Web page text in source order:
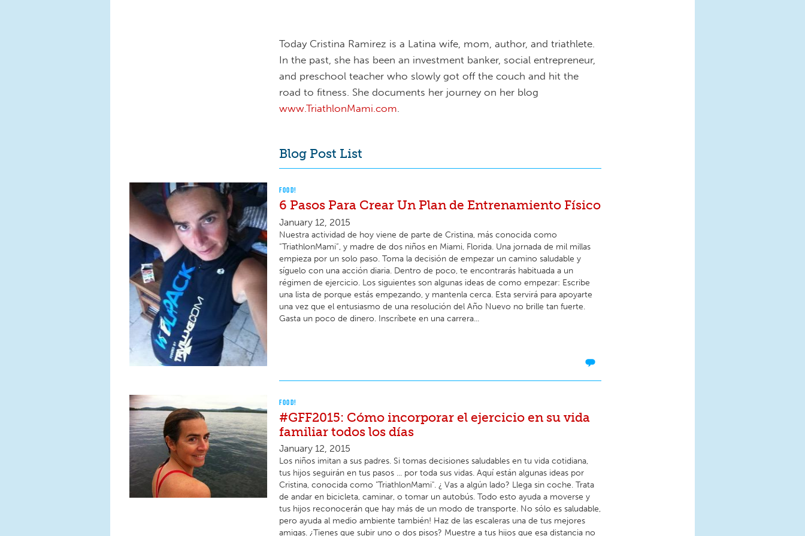
Today Cristina Ramirez is a Latina wife, mom, author, and triathlete.
In the past, she has been an investment banker, social entrepreneur,
and preschool teacher who slowly got off the couch and hit the
road to fitness. She documents her journey on her blog
www.TriathlonMami.com.
Blog Post List
FOOD!
6 Pasos Para Crear Un Plan de Entrenamiento Físico
January 12, 2015
Nuestra actividad de hoy viene de parte de Cristina, más conocida como
“TriathlonMami”, y madre de dos niños en Miami, Florida. Una jornada de mil millas
empieza por un solo paso. Toma la decisión de empezar un camino saludable y
síguelo con una acción diaria. Dentro de poco, te encontrarás habituada a un
régimen de ejercicio. Los siguientes son algunas ideas de como empezar: Escribe
una lista de porque estás empezando, y mantenla cerca. Esta servirá para apoyarte
una vez que el entusiasmo de una resolución del Año Nuevo no brille tan fuerte.
Gasta un poco de dinero. Inscríbete en una carrera...
FOOD!
#GFF2015: Cómo incorporar el ejercicio en su vida
familiar todos los días
January 12, 2015
Los niños imitan a sus padres. Si tomas decisiones saludables en tu vida cotidiana,
tus hijos seguirán en tus pasos ... por toda sus vidas. Aquí están algunas ideas por
Cristina, conocida como "TriathlonMami". ¿ Vas a algún lado? Llega sin coche. Trata
de andar en bicicleta, caminar, o tomar un autobús. Todo esto ayuda a moverse y
tus hijos reconocerán que hay más de un modo de transporte. No sólo es saludable,
pero ayuda al medio ambiente también! Haz de las escaleras una de tus mejores
amigas. ¿Tienes que subir uno o dos pisos? Muestre a tus hijos que esa distancia no